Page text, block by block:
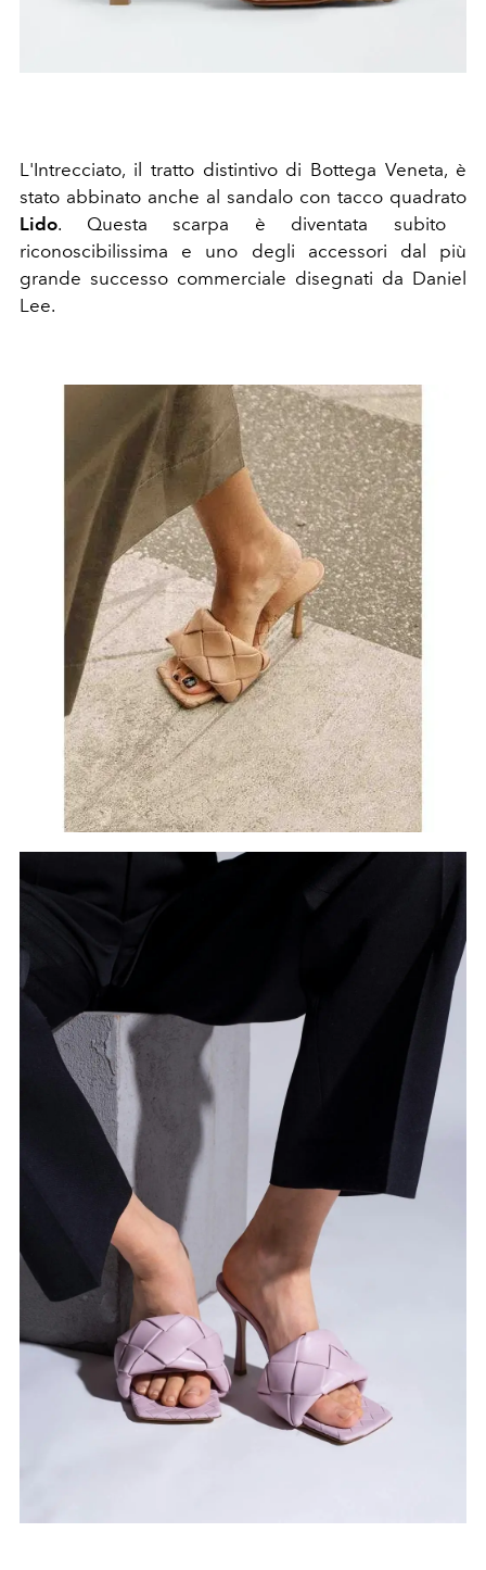
L'Intrecciato, il tratto distintivo di Bottega Veneta, è
stato abbinato anche al sandalo con tacco quadrato
Lido. Questa scarpa è diventata subito
riconoscibilissima e uno degli accessori dal più
grande successo commerciale disegnati da Daniel
Lee.